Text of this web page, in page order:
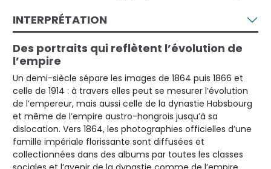
INTERPRÉTATION
Des portraits qui reflètent l’évolution de
l’empire
Un demi-siècle sépare les images de 1864 puis 1866 et
celle de 1914 : à travers elles peut se mesurer l’évolution
de l’empereur, mais aussi celle de la dynastie Habsbourg
et même de l’empire austro-hongrois jusqu’à sa
dislocation. Vers 1864, les photographies officielles d’une
famille impériale florissante sont diffusées et
collectionnées dans des albums par toutes les classes